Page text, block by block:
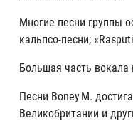
Многие песни группы
кальпсо‑песни;
Большая часть
Песни Boney M.
Великобритании и